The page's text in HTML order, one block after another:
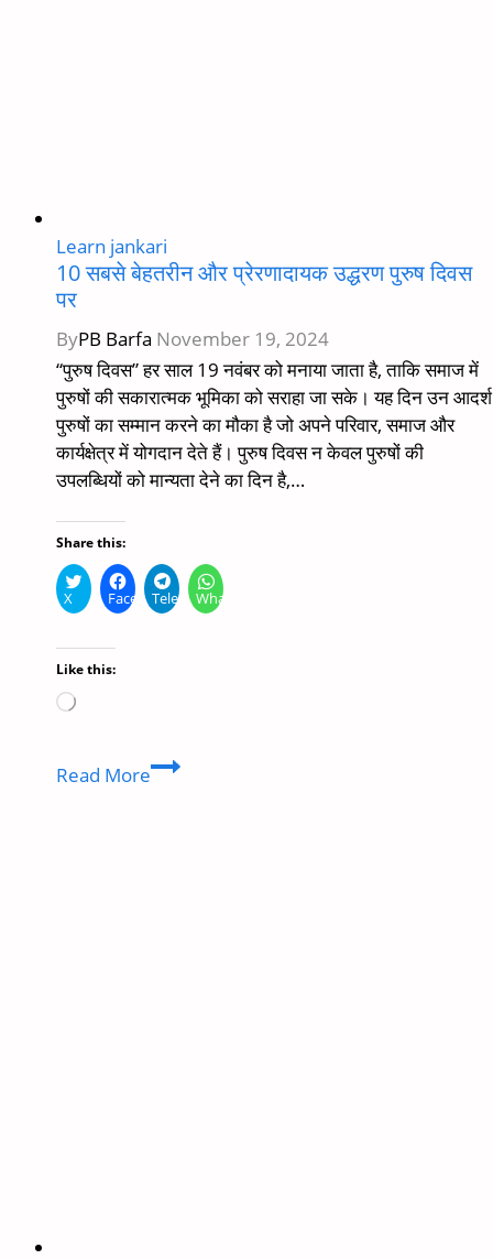
Learn jankari
10 सबसे बेहतरीन और प्रेरणादायक उद्धरण पुरुष दिवस
पर
ByPB Barfa November 19, 2024
“पुरुष दिवस” हर साल 19 नवंबर को मनाया जाता है, ताकि समाज में
पुरुषों की सकारात्मक भूमिका को सराहा जा सके। यह दिन उन आदर्श
पुरुषों का सम्मान करने का मौका है जो अपने परिवार, समाज और
कार्यक्षेत्र में योगदान देते हैं। पुरुष दिवस न केवल पुरुषों की
उपलब्धियों को मान्यता देने का दिन है,…
Share this:
X FacebookTelegramWhatsApp
Like this:
Loading…
Read More10